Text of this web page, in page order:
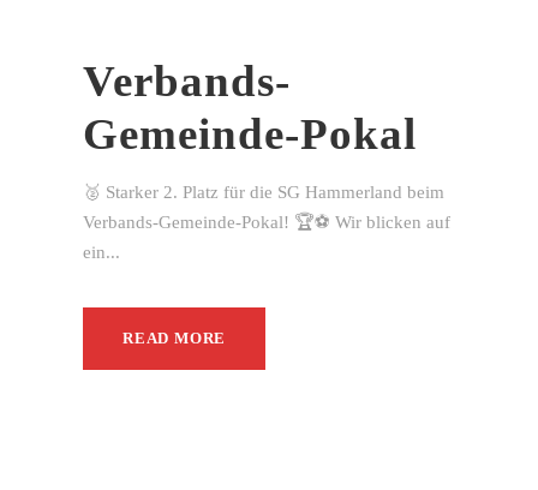
Verbands-
Gemeinde-Pokal
🥈 Starker 2. Platz für die SG Hammerland beim
Verbands-Gemeinde-Pokal! 🏆⚽ Wir blicken auf
ein...
READ MORE